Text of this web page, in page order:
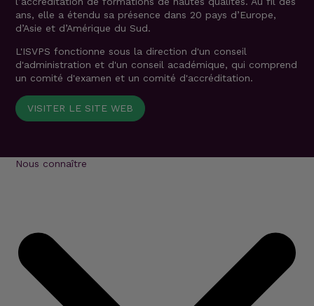
ans, elle a étendu sa présence dans 20 pays d’Europe,
d’Asie et d’Amérique du Sud.
L'ISVPS fonctionne sous la direction d'un conseil
d'administration et d'un conseil académique, qui comprend
un comité d'examen et un comité d'accréditation.
VISITER LE SITE WEB
Nous connaître